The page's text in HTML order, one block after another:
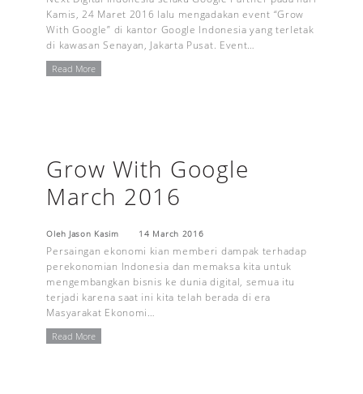
Kamis, 24 Maret 2016 lalu mengadakan event “Grow
With Google” di kantor Google Indonesia yang terletak
di kawasan Senayan, Jakarta Pusat. Event…
Read More
Grow With Google
March 2016
Oleh Jason Kasim 14 March 2016
Persaingan ekonomi kian memberi dampak terhadap
perekonomian Indonesia dan memaksa kita untuk
mengembangkan bisnis ke dunia digital, semua itu
terjadi karena saat ini kita telah berada di era
Masyarakat Ekonomi…
Read More